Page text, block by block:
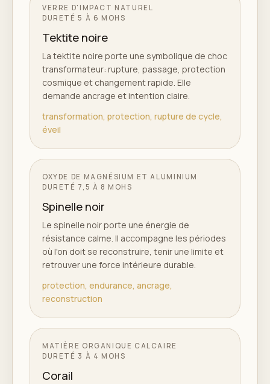
VERRE D'IMPACT NATUREL
DURETÉ 5 À 6 MOHS
Tektite noire
La tektite noire porte une symbolique de choc
transformateur: rupture, passage, protection
cosmique et changement rapide. Elle
demande ancrage et intention claire.
transformation, protection, rupture de cycle,
éveil
OXYDE DE MAGNÉSIUM ET ALUMINIUM
DURETÉ 7,5 À 8 MOHS
Spinelle noir
Le spinelle noir porte une énergie de
résistance calme. Il accompagne les périodes
où l'on doit se reconstruire, tenir une limite et
retrouver une force intérieure durable.
protection, endurance, ancrage,
reconstruction
MATIÈRE ORGANIQUE CALCAIRE
DURETÉ 3 À 4 MOHS
Corail